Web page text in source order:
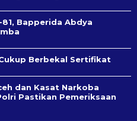
81, Bapperida Abdya
Berbekal Sertifikat
dan Kasat Narkoba
Pastikan Pemeriksaan